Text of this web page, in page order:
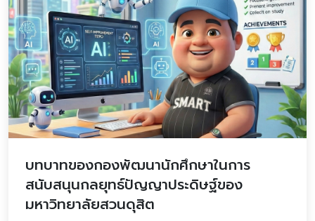
บทบาทของกองพัฒนานักศึกษาในการ
สนับสนุนกลยุทธ์ปัญญาประดิษฐ์ของ
มหาวิทยาลัยสวนดุสิต